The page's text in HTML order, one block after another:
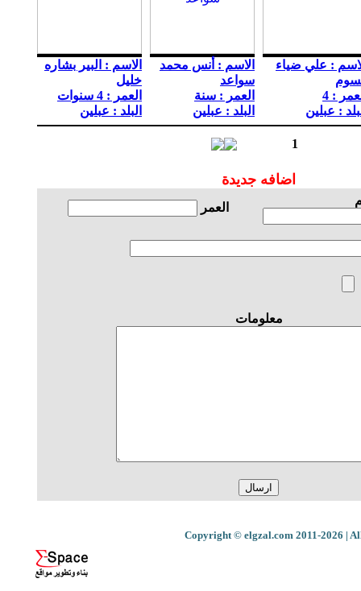
: علي ضياء
: 4
: عبلين
الاسم : أنس محمد
سواعد
العمر : سنة
البلد : عبلين
الاسم : البير بشاره
خليل
العمر : 4 سنوات
البلد : عبلين
1
اضافه جديدة
العمر
معلومات